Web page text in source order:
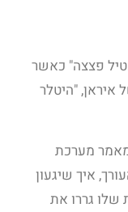
פצצה" כאשר
איראן, "היטלר
מאמר מערכת
איך שיגעון
גררו את